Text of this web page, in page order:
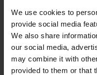
We use cookies to
provide social media
We also share
our social media,
may combine it with
provided to them or that